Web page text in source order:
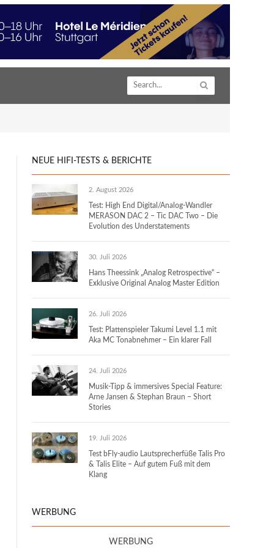
NEUE HIFI-TESTS & BERICHTE
2. August 2026
Test: High End Digital/Analog-Wandler
MERASON DAC 2 – Tic DAC Two – Die
Evolution des Understatements
30. Juli 2026
Hans Theessink „Analog Retrospective“ –
Exklusive Original Analog Master Edition
26. Juli 2026
Test: Plattenspieler Takumi Level 1.1 mit
Aka MC Tonabnehmer – Ein klarer Fall
24. Juli 2026
Musik-Tipp & immersives Special Feature:
Arne Jansen & Stephan Braun – Short
Stories
19. Juli 2026
Test bFly-audio Lautsprecherfüße Talis Pro
& Talis Elite – Auf gutem Fuß mit dem
Klang
WERBUNG
WERBUNG